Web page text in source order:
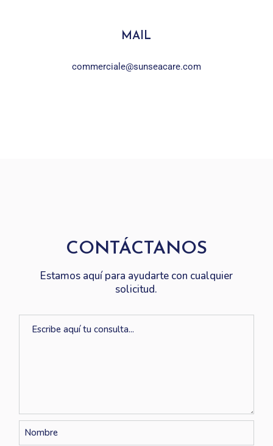
MAIL
commerciale@sunseacare.com
CONTÁCTANOS
Estamos aquí para ayudarte con cualquier
solicitud.